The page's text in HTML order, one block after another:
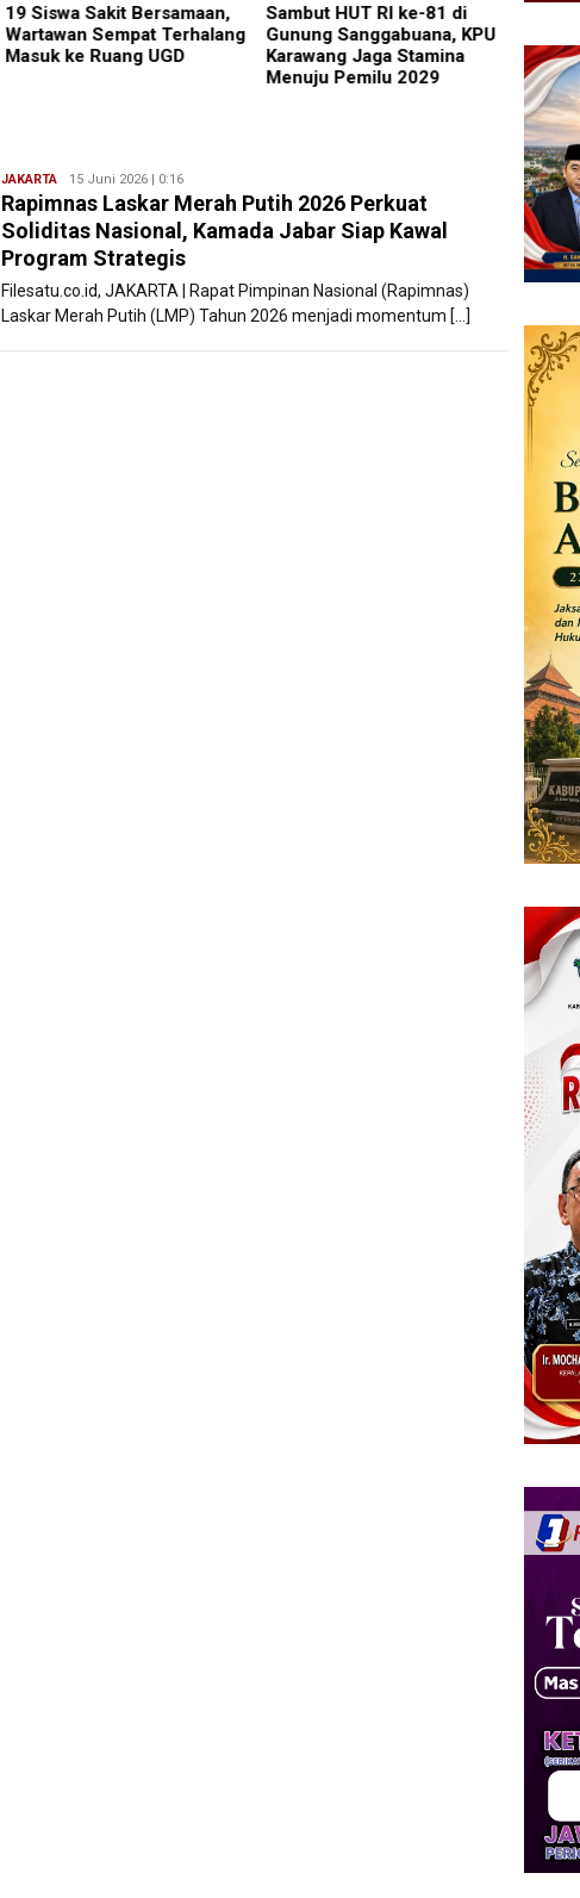
Sambut HUT RI ke-81 di
Gunung Sanggabuana, KPU
Karawang Jaga Stamina
Perkenalkan Diri Lewat
Safari Jumat, Kapolres
Lumajang Ajak Warga Jaga
Kamtibmas
Ajang
JAKARTA Ryan
Karawang
15 Juni 2026 | 0:16
Rapimnas Laskar Merah Putih 2026 Perkuat
Soliditas Nasional, Kamada Jabar Siap Kawal
Program Strategis
Filesatu.co.id, JAKARTA | Rapat Pimpinan Nasional (Rapimnas)
Laskar Merah Putih (LMP) Tahun 2026 menjadi momentum […]